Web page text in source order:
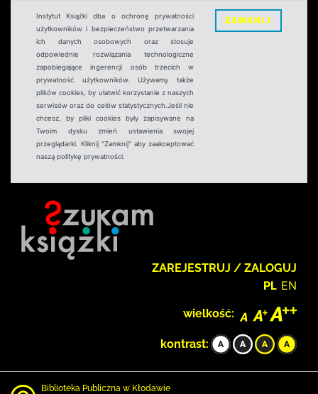
Instytut Książki dba o ochronę prywatności
użytkowników i bezpieczeństwo przetwarzania
ich danych osobowych oraz stosuje
odpowiednie rozwiązania technologiczne
zapobiegające ingerencji osób trzecich w
prywatność użytkowników. Używamy także
plików cookies, by ułatwić korzystanie z naszych
serwisów oraz do celów statystycznych.Jeśli nie
chcesz, by pliki cookies były zapisywane na
Twoim dysku zmień ustawienia swojej
przeglądarki. Kliknij "Zamknij" aby zaakceptować
naszą politykę prywatności.
ZAMKNIJ
ZAREJESTRUJ / ZALOGUJ
PL EN
wielkość:
kontrast:
Biblioteka Publiczna w Kłodawie